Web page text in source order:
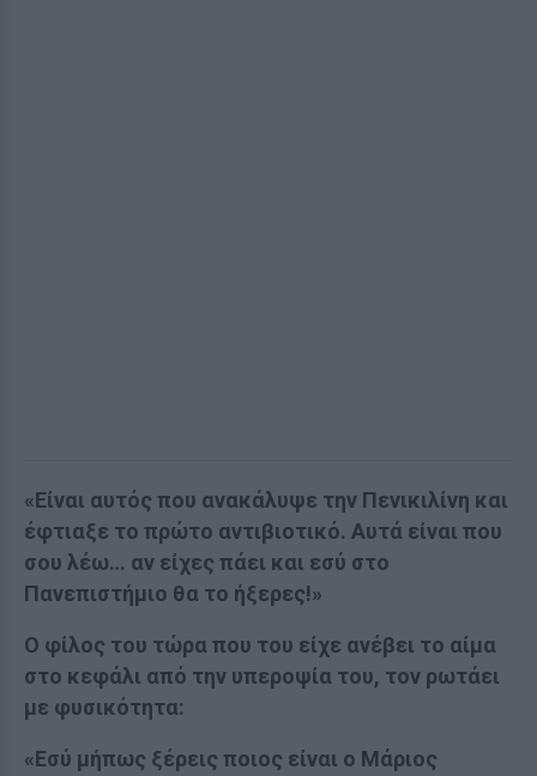
«Είναι αυτός που ανακάλυψε την Πενικιλίνη και
έφτιαξε το πρώτο αντιβιοτικό. Αυτά είναι που
σου λέω… αν είχες πάει και εσύ στο
Πανεπιστήμιο θα το ήξερες!»
Ο φίλος του τώρα που του είχε ανέβει το αίμα
στο κεφάλι από την υπεροψία του, τον ρωτάει
με φυσικότητα:
«Εσύ μήπως ξέρεις ποιος είναι ο Μάριος